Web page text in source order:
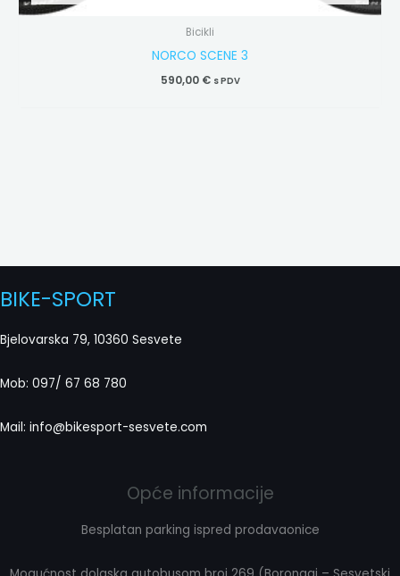
Bicikli
NORCO SCENE 3
590,00 € s PDV
BIKE-SPORT
Bjelovarska 79, 10360 Sesvete
Mob: 097/ 67 68 780
Mail: info@bikesport-sesvete.com
Opće informacije
Besplatan parking ispred prodavaonice